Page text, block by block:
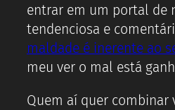
entrar em um portal de
tendenciosa e
maldade é inerente ao
meu ver o mal está
Quem aí quer combinar